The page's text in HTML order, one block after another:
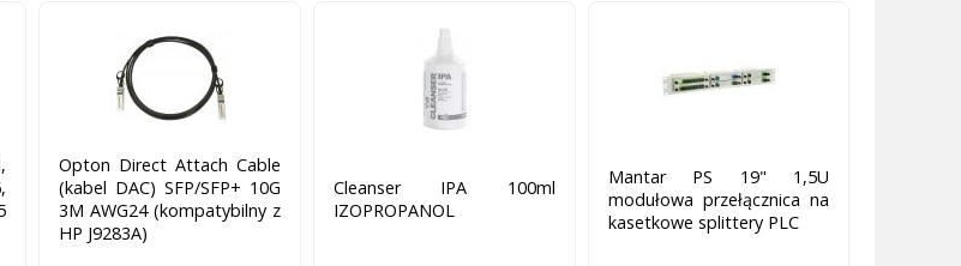
Opton Direct Attach Cable
(kabel DAC) SFP/SFP+ 10G
3M AWG24 (kompatybilny z
HP J9283A)
Cleanser IPA 100ml
IZOPROPANOL
Mantar PS 19" 1,5U
modułowa przełącznica na
kasetkowe splittery PLC